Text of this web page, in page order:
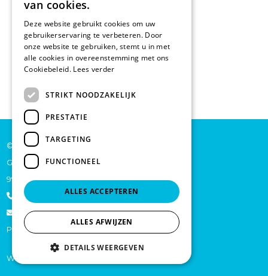
© De Backer CP bv
Grote Baan 45
9920 Lievegem
+32 473 70 46 27
info@schoonmaakproductenonline.be
Privacy
Website by
van cookies.
Deze website gebruikt cookies om uw
gebruikerservaring te verbeteren. Door
onze website te gebruiken, stemt u in met
alle cookies in overeenstemming met ons
Cookiebeleid. Lees verder
STRIKT NOODZAKELIJK
PRESTATIE
TARGETING
FUNCTIONEEL
ALLES ACCEPTEREN
ALLES AFWIJZEN
DETAILS WEERGEVEN